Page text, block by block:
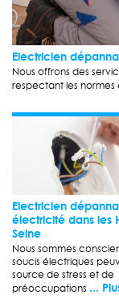
Electricien
Nous offrons des
respectant les normes
Electricien
électricité dans les
Seine
Nous sommes
soucis électriques
source de stress et de
préoccupations ...